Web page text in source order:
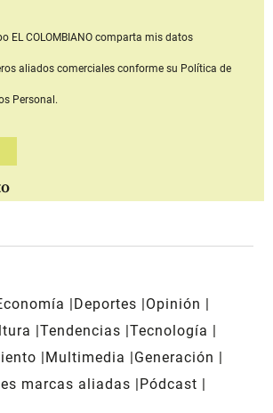
EL COLOMBIANOcomparta mis datos
aliados comerciales conforme su Política de
Personal.
Deportes
Opinión
Tendencias Tecnología
Multimedia
Generación
marcas aliadas
Pódcast